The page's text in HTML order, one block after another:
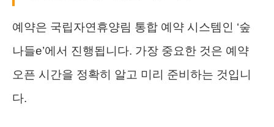
예약은 국립자연휴양림 통합 예약 시스템인 ‘숲
나들e’에서 진행됩니다. 가장 중요한 것은 예약
오픈 시간을 정확히 알고 미리 준비하는 것입니
다.